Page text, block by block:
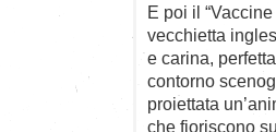
E poi il
vecchietta
e carina,
contorno
proiettata
che fioriscono